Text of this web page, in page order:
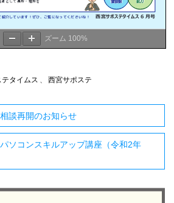
ズーム 100%
タイムス 、 西宮サポステ
談再開のお知らせ
ソコンスキルアップ講座（令和2年